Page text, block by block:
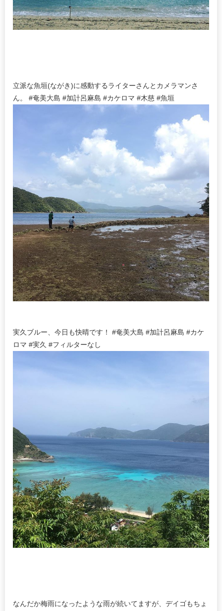
立派な魚垣(ながき)に感動するライターさんとカメラマンさ
ん。 #奄美大島 #加計呂麻島 #カケロマ #木慈 #魚垣
実久ブルー、今日も快晴です！ #奄美大島 #加計呂麻島 #カケ
ロマ #実久 #フィルターなし
なんだか梅雨になったような雨が続いてますが、デイゴもちょ